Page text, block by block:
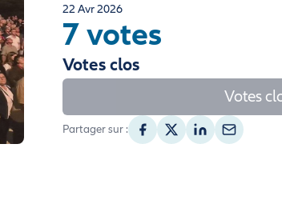
22 Avr 2026
7 votes
Votes clos
Votes
Partager sur :